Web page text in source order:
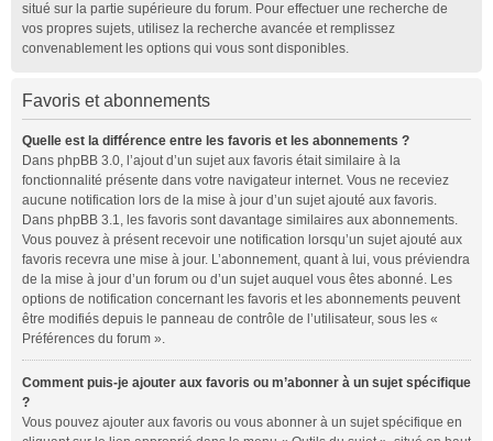
situé sur la partie supérieure du forum. Pour effectuer une recherche de
vos propres sujets, utilisez la recherche avancée et remplissez
convenablement les options qui vous sont disponibles.
Favoris et abonnements
Quelle est la différence entre les favoris et les abonnements ?
Dans phpBB 3.0, l’ajout d’un sujet aux favoris était similaire à la
fonctionnalité présente dans votre navigateur internet. Vous ne receviez
aucune notification lors de la mise à jour d’un sujet ajouté aux favoris.
Dans phpBB 3.1, les favoris sont davantage similaires aux abonnements.
Vous pouvez à présent recevoir une notification lorsqu’un sujet ajouté aux
favoris recevra une mise à jour. L’abonnement, quant à lui, vous préviendra
de la mise à jour d’un forum ou d’un sujet auquel vous êtes abonné. Les
options de notification concernant les favoris et les abonnements peuvent
être modifiés depuis le panneau de contrôle de l’utilisateur, sous les «
Préférences du forum ».
Comment puis-je ajouter aux favoris ou m’abonner à un sujet spécifique
?
Vous pouvez ajouter aux favoris ou vous abonner à un sujet spécifique en